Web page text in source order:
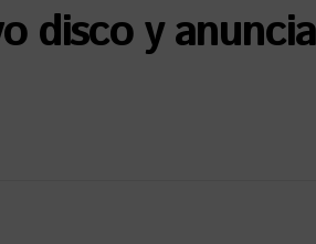
disco y anuncia